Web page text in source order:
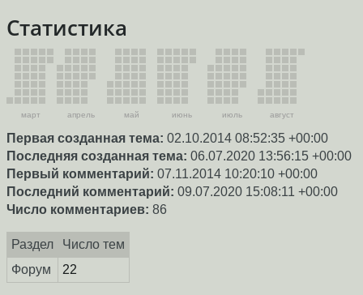
Статистика
март апрель май июнь июль август
Первая созданная тема: 02.10.2014 08:52:35 +00:00
Последняя созданная тема: 06.07.2020 13:56:15 +00:00
Первый комментарий: 07.11.2014 10:20:10 +00:00
Последний комментарий: 09.07.2020 15:08:11 +00:00
Число комментариев: 86
Раздел
Число тем
Форум
22